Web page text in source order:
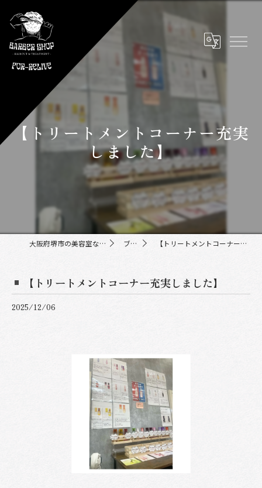
【トリートメントコーナー充実
しました】
大阪府堺市の美容室ならFor-Relive ブログ 【トリートメントコーナー充実しました】
【トリートメントコーナー充実しました】
2025/12/06